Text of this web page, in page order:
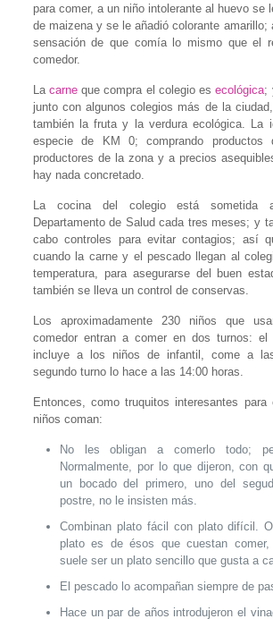
para comer, a un niño intolerante al huevo se
de maizena y se le añadió colorante
sensación de que comía lo mismo que el
comedor.
Lacarne que compra el colegio esecológica;
junto con algunos colegios más de la
también la fruta y la verdura ecológica. La
especie de KM 0; comprando productos
productores de la zona y a precios
hay nada concretado.
La cocina del colegio está sometida
Departamento de Salud cada tres meses; y
cabo controles para evitar contagios; así
cuando la carne y el pescado llegan al
temperatura, para asegurarse del buen
también se lleva un control de conservas.
Los aproximadamente 230 niños que
comedor entran a comer en dos turnos: el
incluye a los niños de infantil, come a
segundo turno lo hace a las 14:00 horas.
Entonces, como truquitos interesantes para
niños coman:
No les obligan a comerlo todo;
Normalmente, por lo que dijeron, con
un bocado del primero, uno del
postre, no le insisten más.
Combinan plato fácil con plato difícil.
plato es de ésos que cuestan
suele ser un plato sencillo que gusta a
El pescado lo acompañan siempre de
Hace un par de años introdujeron el